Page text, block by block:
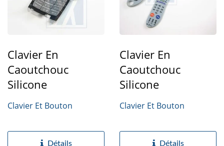
Clavier En
Caoutchouc
Silicone
Clavier Et Bouton
Détails
Clavier En
Caoutchouc
Silicone
Clavier Et Bouton
Détails